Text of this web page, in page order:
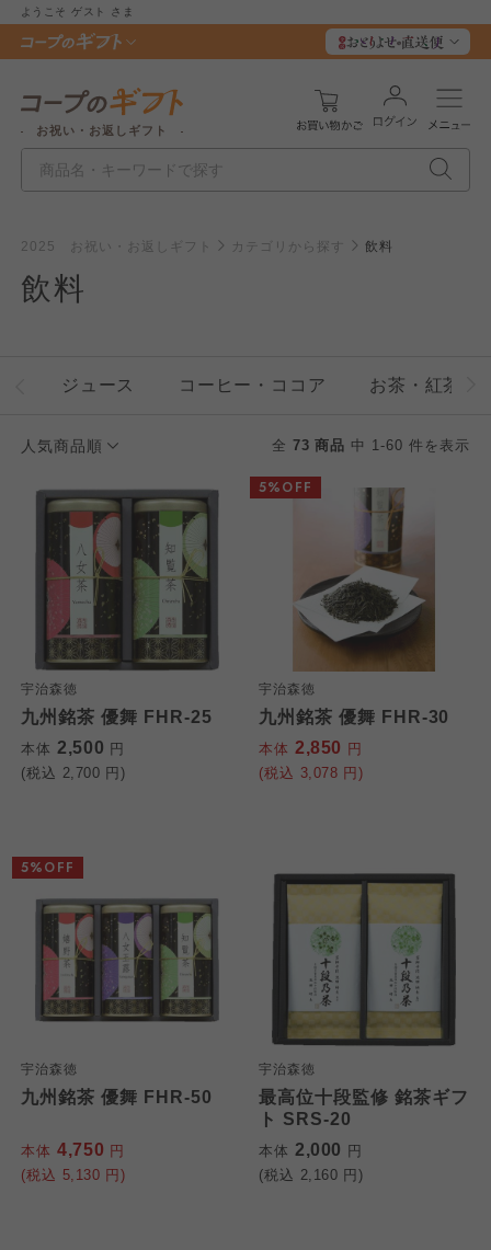
ようこそ ゲスト さま
お祝い・お返しギフト
2025 お祝い・お返しギフト カテゴリから探す 飲料
飲料
ジュース コーヒー・ココア お茶・紅茶
人気商品順 全 73 商品 中 1-60 件を表示
宇治森徳
九州銘茶 優舞 FHR-25
本体 2,500 円
(税込 2,700 円)
宇治森徳
九州銘茶 優舞 FHR-30
本体 2,850 円
(税込 3,078 円)
5%OFF
宇治森徳
九州銘茶 優舞 FHR-50
本体 4,750 円
(税込 5,130 円)
5%OFF
宇治森徳
最高位十段監修 銘茶ギフ
ト SRS-20
本体 2,000 円
(税込 2,160 円)